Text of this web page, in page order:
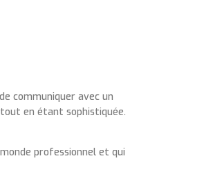
communiquer avec un
en étant sophistiquée.
professionnel et qui